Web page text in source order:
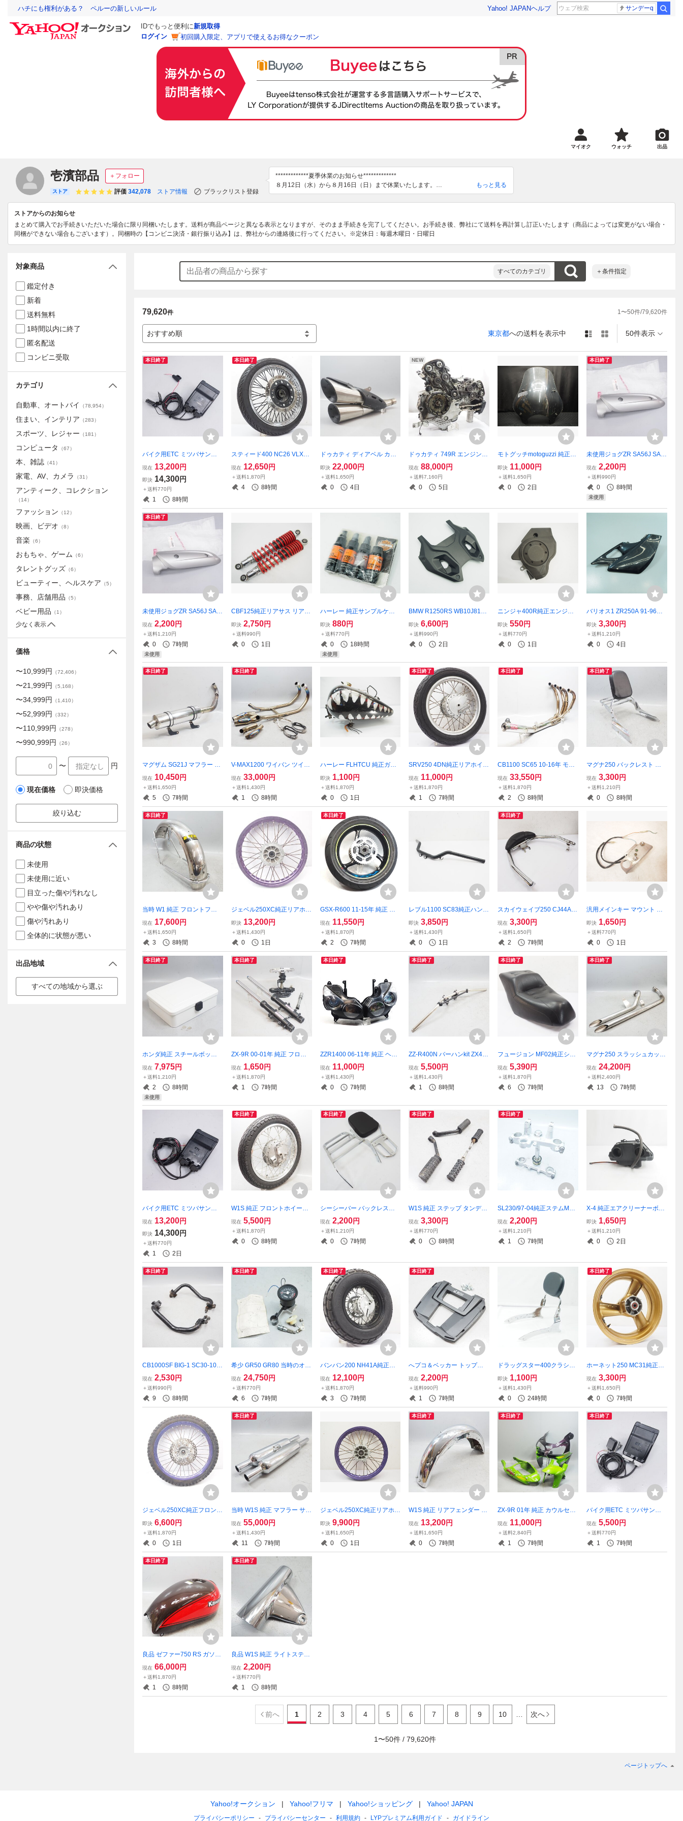
ハチにも権利がある？ ペルーの新しいルール Yahoo! JAPANヘルプ サンデーq
IDでもっと便利に新規取得
ログイン
初回購入限定、アプリで使えるお得なクーポン
マイオク ウォッチ 出品
壱濱部品 ＋フォロー
ストア 評価 342,078 ストア情報 ブラックリスト登録
*************夏季休業のお知らせ*************
８月12日（水）から８月16日（日）まで休業いたします。
よろしくお願いいたします。
プが出来るように心がけています。落札後はオーダーフォームよりご連絡ください。
もっと見る
ストアからのお知らせ
まとめて購入でお手続きいただいた場合に限り同梱いたします。送料が商品ページと異なる表示となりますが、そのまま手続きを完了してください。お手続き後、弊社にて送料を再計算し訂正いたします（商品によっては変更がない場合・
同梱ができない場合もございます）。同梱時の【コンビニ決済・銀行振り込み】は、弊社からの連絡後に行ってください。※定休日：毎週木曜日・日曜日
すべてのカテゴリ ＋条件指定
79,620件 1〜50件/79,620件
おすすめ順 東京都への送料を表示中 50件表示
本日終了
バイク用ETC ミツバサンコ
ーワ MITSUBA MSC-BE61 E
TC車載器 アンテナ分離型 オ
ートバイ用 二輪用 通電可!!!
現在 13,200円
即決 14,300円
＋送料770円
1 8時間
本日終了
スティード400 NC26 VLX純
正フロントホイール ホイー
ル STEED 19x2.15 23年ダン
ロップF24タイヤ
現在 12,650円
＋送料1,870円
4 8時間
ドゥカティ ディアベル カー
ボン 純正マフラー サイレン
サー ZDM-A102 diavel carbo
n エキゾースト muffler ヒー
トガード
即決 22,000円
＋送料1,650円
0 4日
NEW
ドゥカティ 749R エンジン Z
DMH501AF 2004年 ZDM749
W4C000xxx ducati ピストン
シリンダー 749S 749 999 en
gine
現在 88,000円
＋送料7,160円
0 5日
モトグッチmotoguzzi 純正ス
クリーン シールド バイザー
ウインドシールド62577610
刻印
即決 11,000円
＋送料1,650円
0 2日
本日終了
未使用ジョグZR SA56J SA5
8J純正マフラー遮熱板プロテ
クター ヒートガード サイレ
ンサーガード3P3-E4718-00
JOG CE50ZR 15-18年
現在 2,200円
＋送料990円
0 8時間
未使用
本日終了
未使用ジョグZR SA56J SA5
8J純正マフラープロテクター
ヒートガード 遮熱板 サイレ
ンサーガード3P3-E4718-00
JOG CE50ZR 15-18年
現在 2,200円
＋送料1,210円
0 7時間
未使用
CBF125純正リアサス リアサ
スペンション リアショック
曲がり無SDH125 LALPCJ72
8H
即決 2,750円
＋送料990円
0 1日
ハーレー 純正サンプルケア
キット クリーナー ケミカル
バイクソープ バグリムーバ
ー ホイールクリーナー シャ
ンプー 洗車 未使用
即決 880円
＋送料770円
0 18時間
未使用
BMW R1250RS WB10J810X
LZG76 純正フロントパネル
センターパネル バイザー 刻
印 46638556663 割れ無!
即決 6,600円
＋送料990円
0 2日
ニンジャ400R純正エンジン
カバー スプロケットカバー
割れ破損無しER400B 10-13
年
即決 550円
＋送料770円
0 1日
バリオス1 ZR250A 91-96年
モデル 純正サイドカバー左
サイドカウル バリウス BALI
US. ベースにおすすめ 欠損無
即決 3,300円
＋送料1,210円
0 4日
本日終了
マグザム SG21J マフラー ス
テンレス フルエキ MAXAM
インジェクション
現在 10,450円
＋送料1,650円
5 7時間
本日終了
V-MAX1200 ワイバン ツイン
マフラー チタン 1FK 2WE 2L
T 3UF V-MAX wyvern r`sgear
アールズギア VMAX 魔人
現在 33,000円
＋送料1,430円
1 8時間
ハーレー FLHTCU 純正ガソ
リンタンク EVOエボ ウルト
ラ クラシック
即決 1,100円
＋送料1,870円
0 1日
本日終了
SRV250 4DN純正リアホイー
ル リヤホイール18x2.15 2UJ
Y00 DIDリム アルミ
現在 11,000円
＋送料1,870円
1 7時間
本日終了
CB1100 SC65 10-16年 モリ
ワキ 4in1 ショートマフラー
ステンレス フルエキ JMCA
現在 33,550円
＋送料1,870円
2 8時間
本日終了
マグナ250 バックレスト キ
ャリア 背もたれ MC29 v-twin
ラゲッジラック magna リア
キャリア carrier
現在 3,300円
＋送料1,210円
0 8時間
本日終了
当時 W1 純正 フロントフェ
ンダー ステー ステンレス製
フェンダー W1F ダブワン 絶
版旧車 昭和レトロ fender
現在 17,600円
＋送料1,650円
3 8時間
ジェベル250XC純正リアホイ
ール 部分ヒット歪み 多めの
ウェイトでイケるかも 03D品
番18X2.15J SJ45A
即決 13,200円
＋送料1,430円
0 1日
本日終了
GSX-R600 11-15年 純正 リ
アホイール 17×5.50 リヤホ
イール ブレーキディスク JS
1C3 GSXR600
現在 11,550円
＋送料1,870円
2 7時間
レブル1100 SC83純正ハンド
ル バー REBEL1100 1100T
MLA-A00
即決 3,850円
＋送料1,430円
0 1日
本日終了
スカイウェイブ250 CJ44A
バックレスト 背もたれ グラ
ブバー タンデム CJ45A CK4
現在 3,300円
＋送料1,650円
2 7時間
汎用メインキー マウント ワ
ンオフ品かな流用に。ズーマ
ー カブ ディオ ジャイロ
即決 1,650円
＋送料770円
0 1日
本日終了
ホンダ純正 スチールボック
ス 未使用 絶版 リアボックス
スーパーカブ リトルカブ ハ
ンターカブ クロスカブ
現在 7,975円
＋送料1,210円
2 8時間
未使用
本日終了
ZX-9R 00-01年 純正 フロン
トフォーク ステム セット サ
スペンション 三又 Ninja ZX9
R ユメタマ ZX900E
現在 1,650円
＋送料1,870円
1 7時間
本日終了
ZZR1400 06-11年 純正 ヘッ
ドライト ZZ-R1400 ヘッドラ
ンプ レンズ ZX-14
現在 11,000円
＋送料1,430円
0 7時間
本日終了
ZZ-R400N バーハンkit ZX40
0N パイプハンドル 93年～
ポジション変更に最適 ZZR4
00N ZZ-R400
現在 5,500円
＋送料1,430円
1 8時間
本日終了
フュージョン MF02純正シー
ト メインシート FUSION
現在 5,390円
＋送料1,870円
6 7時間
本日終了
マグナ250 スラッシュカット
マフラー ドラッグパイプ MC
29 φ51mm v-twin magna ア
メリカンドラッカーズ?
現在 24,200円
＋送料2,400円
13 7時間
バイク用ETC ミツバサンコ
ーワ MITSUBA MSC-BE61 E
TC車載器 アンテナ分離型 オ
ートバイ用 二輪用 通電可!!
現在 13,200円
即決 14,300円
＋送料770円
1 2日
本日終了
W1S 純正 フロントホイール
W1F ホイール ドラム パネル
カバー 絶版旧車 ダブワンス
ペシャル 当時
現在 5,500円
＋送料1,870円
0 8時間
本日終了
シーシーバー バックレスト
キャリア パット ドラッグス
ター400 シャドウ バルカン
レブル イントルーダークラ
シック400
現在 2,200円
＋送料1,210円
0 7時間
本日終了
W1S 純正 ステップ タンデム
ステップ W1F W1 W1SA 絶
版旧車 step メイン ドライバ
ー リア
現在 3,300円
＋送料770円
0 8時間
本日終了
SL230/97-04純正ステムMD3
3トップブリッジ.アンダーブ
ラケット37パイΦ
現在 2,200円
＋送料1,210円
1 7時間
X-4 純正エアクリーナーボッ
クス SC38 97年 エアクリ BO
X X4 CB1300DC 絶版
即決 1,650円
＋送料1,210円
0 2日
本日終了
CB1000SF BIG-1 SC30-100
2 93年外し 純正アクセサリ
ー エンジンガード 左右セッ
ト 絶版 希少 SC30 92-97年
現在 2,530円
＋送料990円
9 8時間
本日終了
希少 GR50 GR80 当時のオプ
ション タコメーターキット
タコメーター ステー tachom
eter ギア GT50 MR50 ミニト
レ GR ヤマハ
現在 24,750円
＋送料770円
6 7時間
本日終了
バンバン200 NH41A純正リ
アホイール リヤホイール14x
4.50 RV200 vanvan NH42A
13G
現在 12,100円
＋送料1,870円
3 7時間
本日終了
へプコ＆ベッカー トップケ
ースプレート イージーラッ
ク 汎用 キャリア 荷台 リアキ
ャリア Hepco＆Becker
現在 2,200円
＋送料990円
1 7時間
ドラッグスター400クラシッ
ク バックレスト シーシーバ
ー DSC400 4TR VH01J
即決 1,100円
＋送料1,430円
0 24時間
本日終了
ホーネット250 MC31純正リ
アホイール リヤホイール17x
5.50 HORNET 73R
現在 3,300円
＋送料1,650円
0 7時間
ジェベル250XC純正フロント
ホイール 部分ヒット 多めの
ウェイトでイケるかも 21X1.
60J SJ45A
即決 6,600円
＋送料1,870円
0 1日
本日終了
当時 W1S 純正 マフラー サイ
レンサー W1F W1SA W3 ダ
ブワン スペシャル エスエー
650RS ダブサン絶版旧車
現在 55,000円
＋送料1,430円
11 7時間
ジェベル250XC純正リアホイ
ール後ろホイール18x2.15 DJ
EBEL SJ45A DR250R
即決 9,900円
＋送料1,650円
0 1日
本日終了
W1S 純正 リアフェンダー W
1F W1SA フェンダー ダブワ
ン スペシャル エスエー 絶版
旧車 昭和レトロ
現在 13,200円
＋送料1,650円
0 7時間
本日終了
ZX-9R 01年 純正 カウルセッ
ト アッパーカウル フロント
フェンダー テールカウル フ
ロントカウル シートカウル
Ninja ZX9R
現在 11,000円
＋送料2,840円
1 7時間
本日終了
バイク用ETC ミツバサンコ
ーワ MITSUBA MSC-BE51 E
TC車載器 アンテナ分離型 オ
ートバイ用 二輪用 通電確認
OK!
現在 5,500円
＋送料770円
1 7時間
本日終了
良品 ゼファー750 RS ガソリ
ンタンク ZR750C 燃料タン
ク フューエルタンク 火の玉
ファイヤーボール Z1 Z2 ZEP
HYR750
現在 66,000円
＋送料1,870円
1 8時間
本日終了
良品 W1S 純正 ライトステー
右 W1F ヘッドライトステー
ダブワン スペシャル 絶版旧
現在 2,200円
＋送料770円
1 8時間
前へ 1 2 3 4 5 6 7 8 9 10 次へ
1〜50件 / 79,620件
対象商品
鑑定付き
新着
送料無料
1時間以内に終了
匿名配送
コンビニ受取
カテゴリ
自動車、オートバイ （78,954）
住まい、インテリア （283）
スポーツ、レジャー （181 ）
コンピュータ （67）
本、雑誌 （41 ）
家電、AV、カメラ （31 ）
アンティーク、コレクション
（14）
ファッション （12）
映画、ビデオ （8）
音楽 （6）
おもちゃ、ゲーム （6）
タレントグッズ （6）
ビューティー、ヘルスケア （5）
事務、店舗用品 （5）
ベビー用品 （1 ）
少なく表示
価格
〜10,999円 （72,406）
〜21,999円 （5,168）
〜34,999円 （1,410）
〜52,999円 （332）
〜110,999円 （278）
〜990,999円 （26）
〜 円
現在価格 即決価格
絞り込む
商品の状態
未使用
未使用に近い
目立った傷や汚れなし
やや傷や汚れあり
傷や汚れあり
全体的に状態が悪い
出品地域
すべての地域から選ぶ
ページトップへ
Yahoo!オークション Yahoo!フリマ Yahoo!ショッピング Yahoo! JAPAN
プライバシーポリシー プライバシーセンター 利用規約 LYPプレミアム利用ガイド ガイドライン